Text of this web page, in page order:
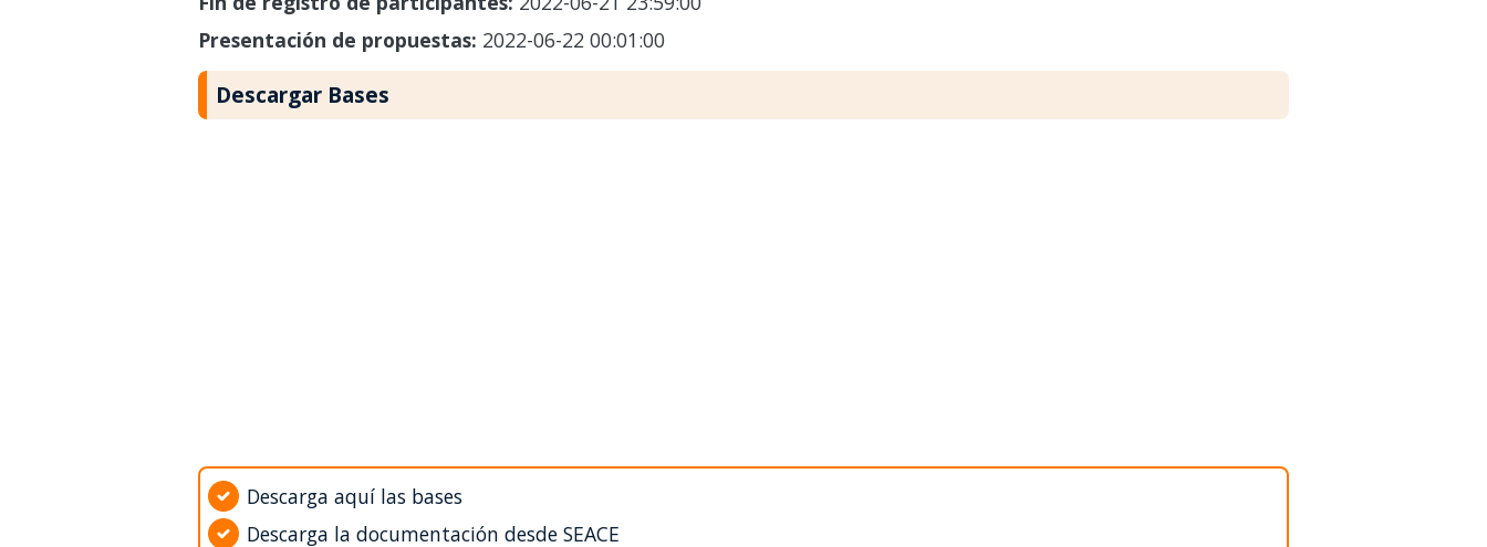
Presentación de propuestas: 2022-06-22 00:01:00
Descargar Bases
Descarga aquí las bases
Descarga la documentación desde SEACE